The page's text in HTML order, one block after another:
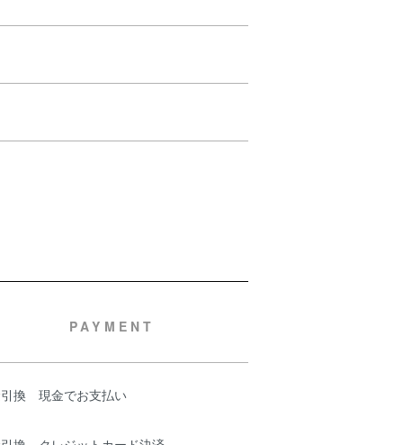
PAYMENT
換 現金でお支払い